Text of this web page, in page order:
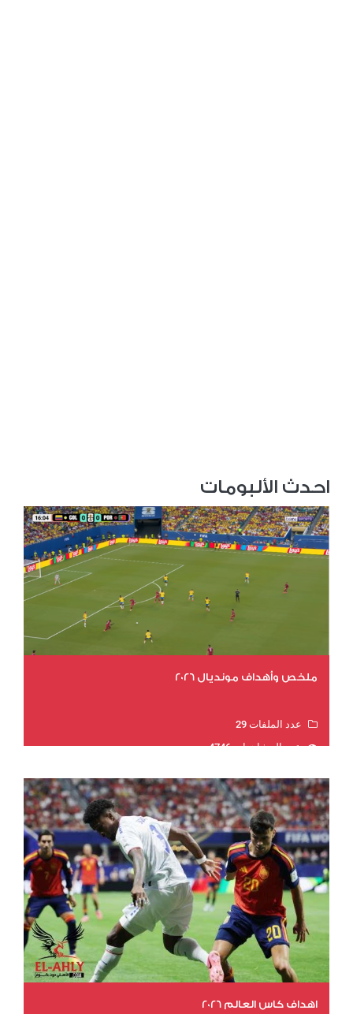
احدث الألبومات
ملخص وأهداف مونديال 2026
عدد الملفات 29
عدد المشاهدات 4746
اهداف كاس العالم 2026